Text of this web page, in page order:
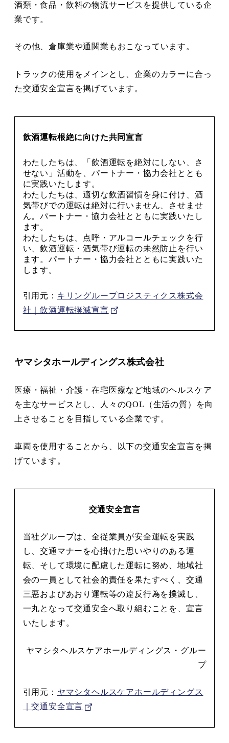
酒類・食品・飲料の物流サービスを提供している企
業です。
その他、倉庫業や通関業もおこなっています。
トラックの使用をメインとし、企業のカラーに合っ
た交通安全宣言を掲げています。
飲酒運転根絶に向けた共同宣言
わたしたちは、「飲酒運転を絶対にしない、さ
せない」活動を、パートナー・協力会社ととも
に実践いたします。
わたしたちは、適切な飲酒習慣を身に付け、酒
気帯びでの運転は絶対に行いません、させませ
ん。パートナー・協力会社とともに実践いたし
ます。
わたしたちは、点呼・アルコールチェックを行
い、飲酒運転・酒気帯び運転の未然防止を行い
ます。パートナー・協力会社とともに実践いた
します。
引用元： キリングループロジスティクス株式会
社｜飲酒運転撲滅宣言
ヤマシタホールディングス株式会社
医療・福祉・介護・在宅医療など地域のヘルスケア
を主なサービスとし、人々のQOL（生活の質）を向
上させることを目指している企業です。
車両を使用することから、以下の交通安全宣言を掲
げています。
交通安全宣言
当社グループは、全従業員が安全運転を実践
し、交通マナーを心掛けた思いやりのある運
転、そして環境に配慮した運転に努め、地域社
会の一員として社会的責任を果たすべく、交通
三悪およびあおり運転等の違反行為を撲滅し、
一丸となって交通安全へ取り組むことを、宣言
いたします。
ヤマシタヘルスケアホールディングス・グルー
プ
引用元： ヤマシタヘルスケアホールディングス
｜交通安全宣言